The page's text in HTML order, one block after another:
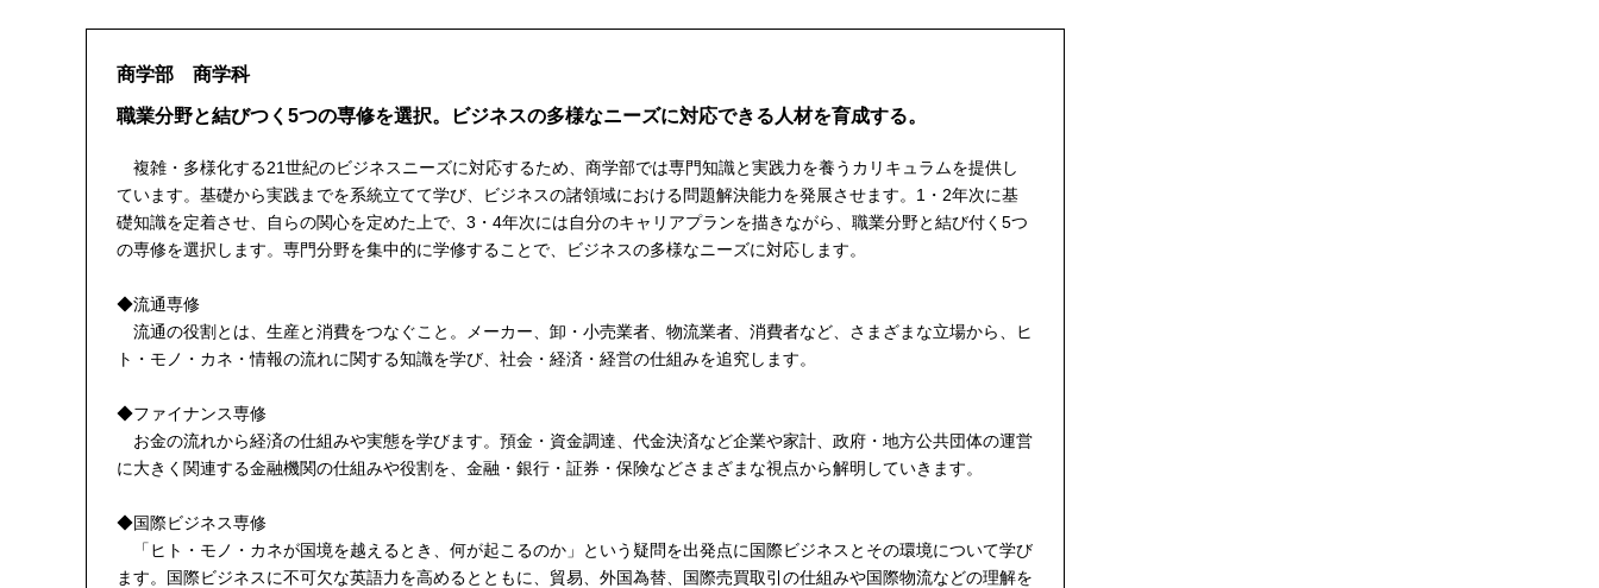
商学部 商学科
職業分野と結びつく5つの専修を選択。ビジネスの多様なニーズに対応できる人材を育成する。
複雑・多様化する21世紀のビジネスニーズに対応するため、商学部では専門知識と実践力を養うカリキュラムを提供し
ています。基礎から実践までを系統立てて学び、ビジネスの諸領域における問題解決能力を発展させます。1・2年次に基
礎知識を定着させ、自らの関心を定めた上で、3・4年次には自分のキャリアプランを描きながら、職業分野と結び付く5つ
の専修を選択します。専門分野を集中的に学修することで、ビジネスの多様なニーズに対応します。
◆流通専修
流通の役割とは、生産と消費をつなぐこと。メーカー、卸・小売業者、物流業者、消費者など、さまざまな立場から、ヒ
ト・モノ・カネ・情報の流れに関する知識を学び、社会・経済・経営の仕組みを追究します。
◆ファイナンス専修
お金の流れから経済の仕組みや実態を学びます。預金・資金調達、代金決済など企業や家計、政府・地方公共団体の運営
に大きく関連する金融機関の仕組みや役割を、金融・銀行・証券・保険などさまざまな視点から解明していきます。
◆国際ビジネス専修
「ヒト・モノ・カネが国境を越えるとき、何が起こるのか」という疑問を出発点に国際ビジネスとその環境について学び
ます。国際ビジネスに不可欠な英語力を高めるとともに、貿易、外国為替、国際売買取引の仕組みや国際物流などの理解を